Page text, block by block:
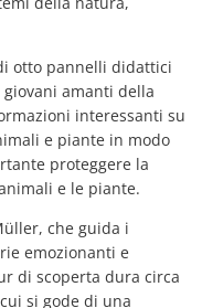
otto pannelli didattici
amanti della
interessanti su
e piante in modo
proteggere la
e le piante.
che guida i
emozionanti e
di scoperta dura circa
si gode di una